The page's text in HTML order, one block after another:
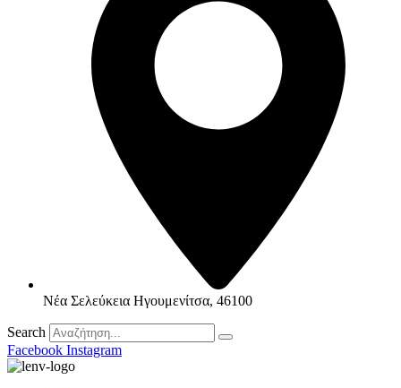
Νέα Σελεύκεια Ηγουμενίτσα, 46100
Search
Facebook Instagram